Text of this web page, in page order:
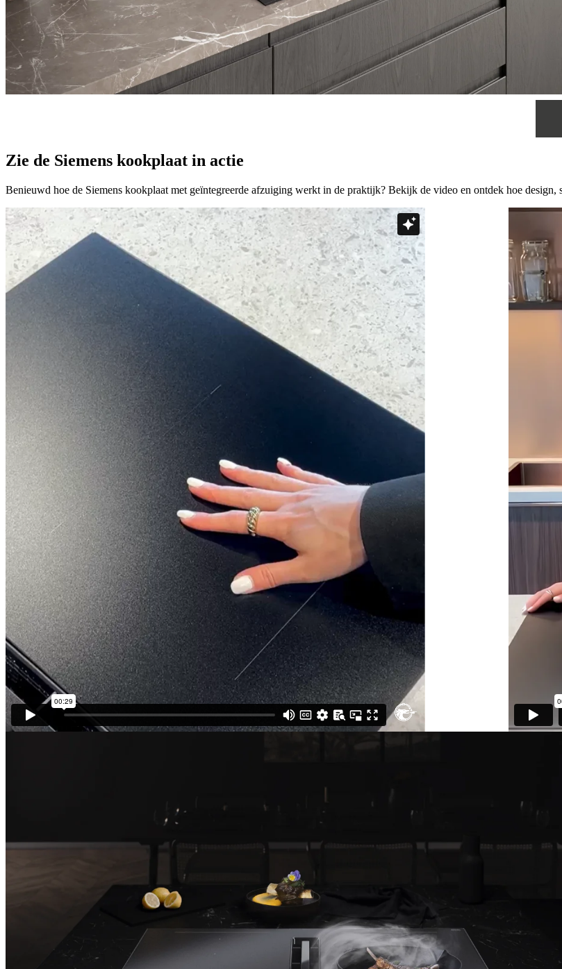
Zie de Siemens kookplaat in actie
Benieuwd hoe de Siemens kookplaat met geïntegreerde afzuiging werkt in de praktijk? Bekijk de video en ontdek hoe